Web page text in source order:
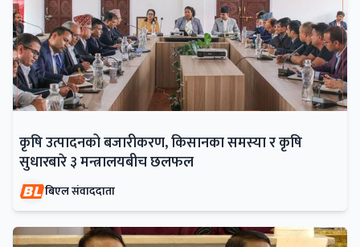
कृषि उत्पादनको बजारीकरण, किसानका समस्या र कृषि
सुधारबारे ३ मन्त्रालयबीच छलफल
बिएल संवाददाता